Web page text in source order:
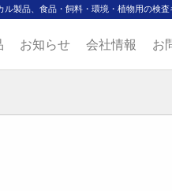
製品、食品・飼料・環境・植物用の検査
お知らせ 会社情報 お